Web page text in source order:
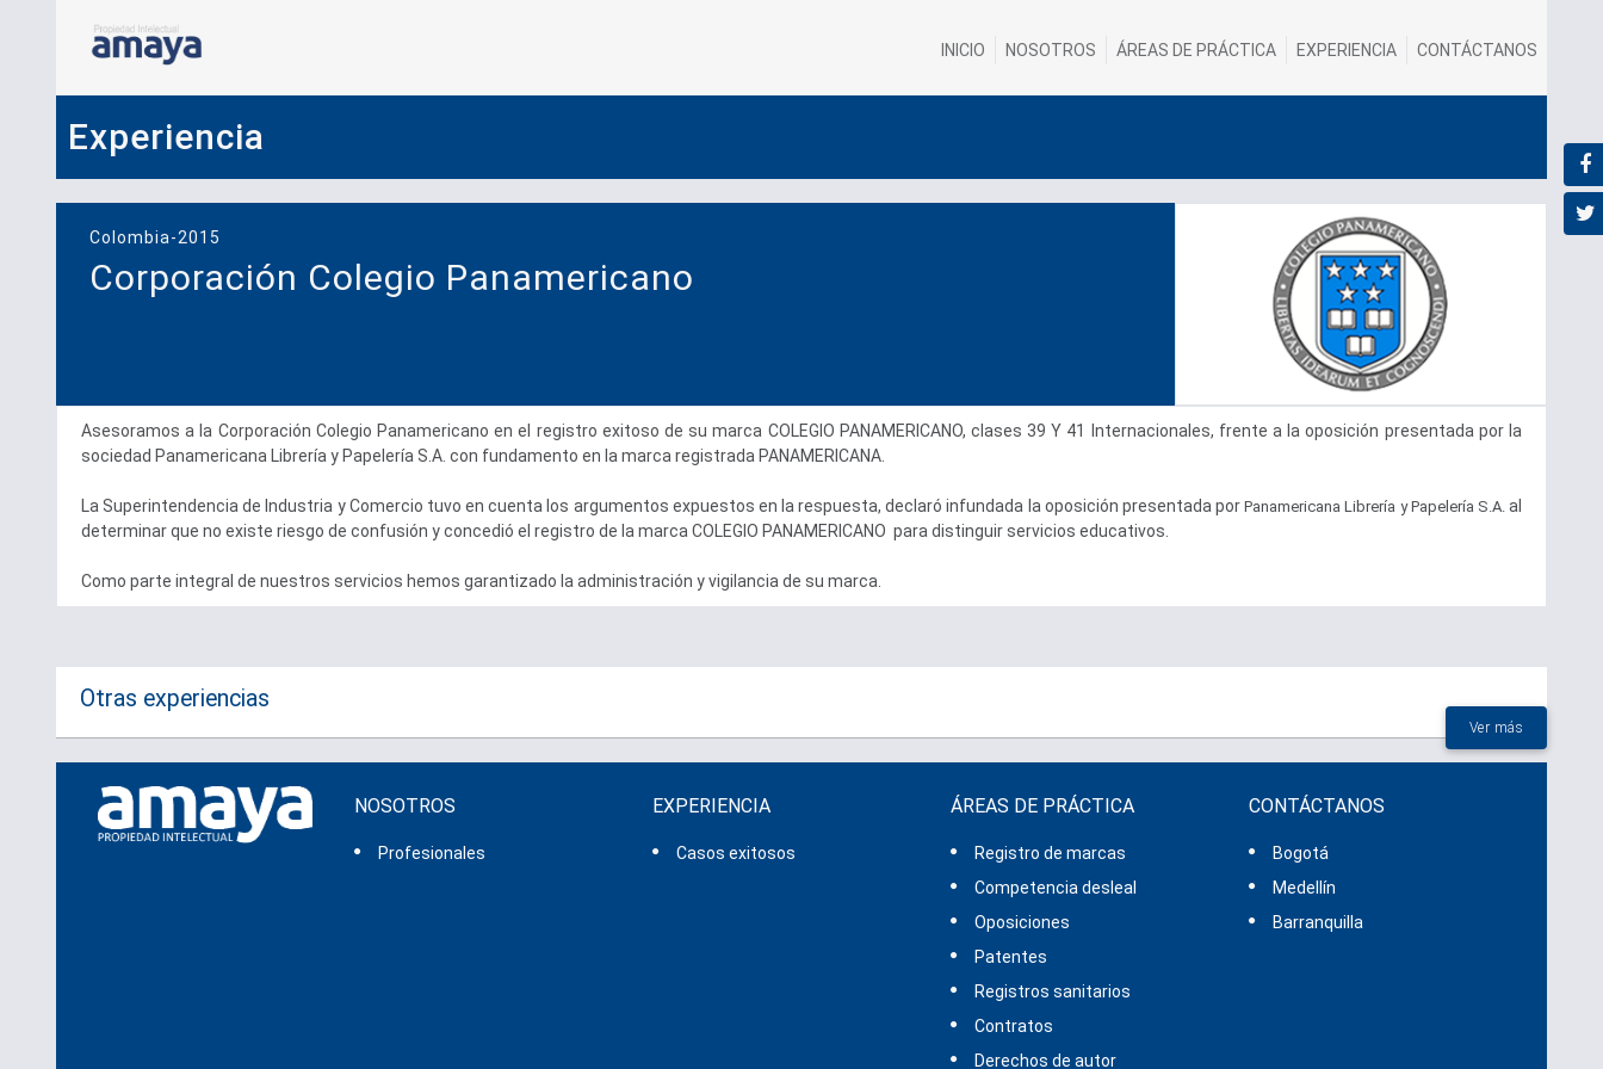
INICIO NOSOTROS ÁREAS DE PRÁCTICA EXPERIENCIA CONTÁCTANOS
Experiencia
Colombia-2015
Corporación Colegio Panamericano
Asesoramos a la Corporación Colegio Panamericano en el registro exitoso de su marca COLEGIO PANAMERICANO, clases 39 Y 41 Internacionales, frente a la oposición presentada por la
sociedad Panamericana Librería y Papelería S.A. con fundamento en la marca registrada PANAMERICANA.
La Superintendencia de Industria y Comercio tuvo en cuenta los argumentos expuestos en la respuesta, declaró infundada la oposición presentada porPanamericana Librería y Papelería S.A. al
determinar que no existe riesgo de confusión y concedió el registro de la marca COLEGIO PANAMERICANO para distinguir servicios educativos.
Como parte integral de nuestros servicios hemos garantizado la administración y vigilancia de su marca.
Otras experiencias
Ver más
NOSOTROS
Profesionales
EXPERIENCIA
Casos exitosos
ÁREAS DE PRÁCTICA
Registro de marcas
Competencia desleal
Oposiciones
Patentes
Registros sanitarios
Contratos
Derechos de autor
CONTÁCTANOS
Bogotá
Medellín
Barranquilla